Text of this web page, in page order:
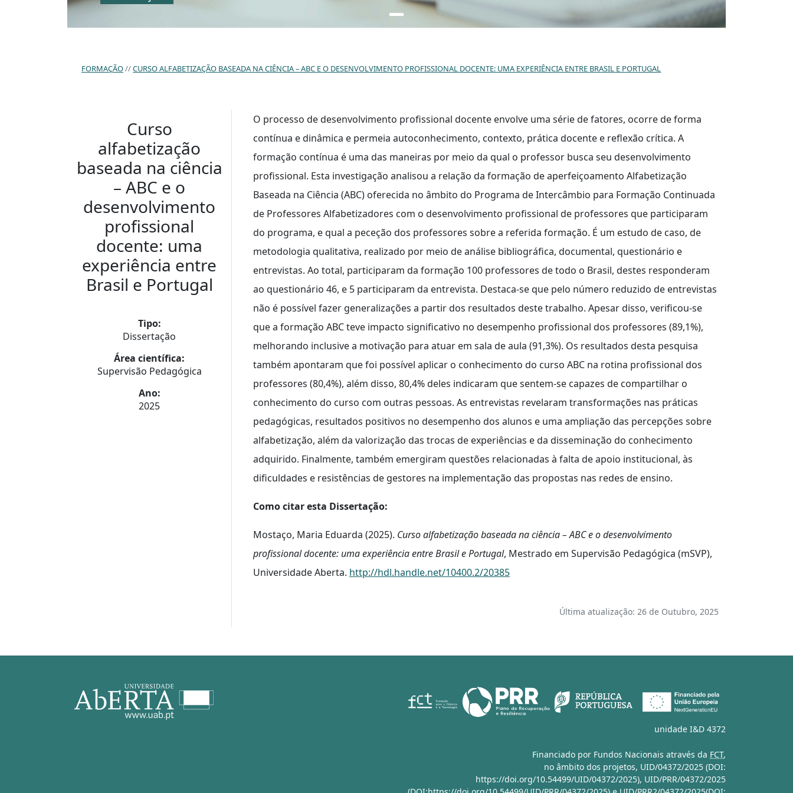
FORMAÇÃO CURSO ALFABETIZAÇÃO BASEADA NA CIÊNCIA – ABC E O DESENVOLVIMENTO PROFISSIONAL DOCENTE: UMA EXPERIÊNCIA ENTRE BRASIL E PORTUGAL
Curso
alfabetização
baseada na ciência
– ABC e o
desenvolvimento
profissional
docente: uma
experiência entre
Brasil e Portugal
Tipo:
Dissertação
Área científica:
Supervisão Pedagógica
Ano:
2025
O processo de desenvolvimento profissional docente envolve uma série de fatores, ocorre de forma
contínua e dinâmica e permeia autoconhecimento, contexto, prática docente e reflexão crítica. A
formação contínua é uma das maneiras por meio da qual o professor busca seu desenvolvimento
profissional. Esta investigação analisou a relação da formação de aperfeiçoamento Alfabetização
Baseada na Ciência (ABC) oferecida no âmbito do Programa de Intercâmbio para Formação Continuada
de Professores Alfabetizadores com o desenvolvimento profissional de professores que participaram
do programa, e qual a peceção dos professores sobre a referida formação. É um estudo de caso, de
metodologia qualitativa, realizado por meio de análise bibliográfica, documental, questionário e
entrevistas. Ao total, participaram da formação 100 professores de todo o Brasil, destes responderam
ao questionário 46, e 5 participaram da entrevista. Destaca-se que pelo número reduzido de entrevistas
não é possível fazer generalizações a partir dos resultados deste trabalho. Apesar disso, verificou-se
que a formação ABC teve impacto significativo no desempenho profissional dos professores (89,1%),
melhorando inclusive a motivação para atuar em sala de aula (91,3%). Os resultados desta pesquisa
também apontaram que foi possível aplicar o conhecimento do curso ABC na rotina profissional dos
professores (80,4%), além disso, 80,4% deles indicaram que sentem-se capazes de compartilhar o
conhecimento do curso com outras pessoas. As entrevistas revelaram transformações nas práticas
pedagógicas, resultados positivos no desempenho dos alunos e uma ampliação das percepções sobre
alfabetização, além da valorização das trocas de experiências e da disseminação do conhecimento
adquirido. Finalmente, também emergiram questões relacionadas à falta de apoio institucional, às
dificuldades e resistências de gestores na implementação das propostas nas redes de ensino.
Como citar esta Dissertação:
Mostaço, Maria Eduarda (2025). Curso alfabetização baseada na ciência – ABC e o desenvolvimento
profissional docente: uma experiência entre Brasil e Portugal, Mestrado em Supervisão Pedagógica (mSVP),
Universidade Aberta. http://hdl.handle.net/10400.2/20385
Última atualização: 26 de Outubro, 2025
unidade I&D 4372
Financiado por Fundos Nacionais através da FCT,
no âmbito dos projetos, UID/04372/2025 (DOI:
https://doi.org/10.54499/UID/04372/2025), UID/PRR/04372/2025